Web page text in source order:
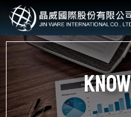
威軟體開發台中網站設計
威打造專屬您的軟體程式和網站建